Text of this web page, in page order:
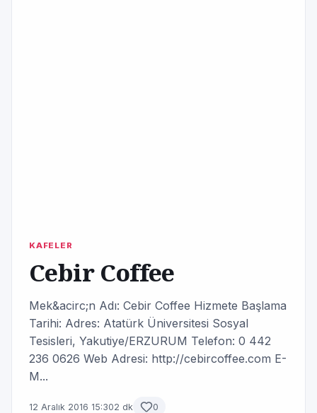
KAFELER
Cebir Coffee
Mek&acirc;n Adı: Cebir Coffee Hizmete Başlama
Tarihi: Adres: Atatürk Üniversitesi Sosyal
Tesisleri, Yakutiye/ERZURUM Telefon: 0 442
236 0626 Web Adresi: http://cebircoffee.com E-
M...
12 Aralık 2016 15:302 dk 0